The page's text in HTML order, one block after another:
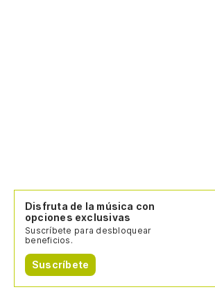
Disfruta de la música con
opciones exclusivas
Suscríbete para desbloquear
beneficios.
Suscríbete